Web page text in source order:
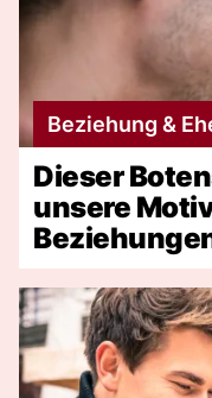
Beziehung &
Dieser
unsere